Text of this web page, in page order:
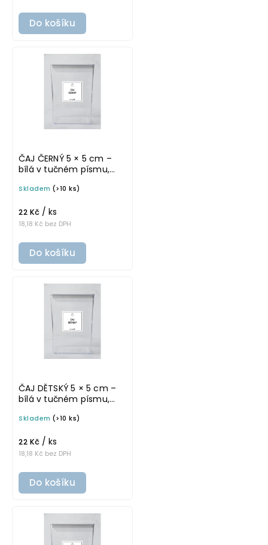
Do košíku
ČAJ ČERNÝ 5 × 5 cm –
bílá v tučném písmu,
na potravinové dózy
Skladem (>10 ks)
18,18 Kč bez DPH
22 Kč / ks
Do košíku
ČAJ DĚTSKÝ 5 × 5 cm –
bílá v tučném písmu,
na potravinové dózy
Skladem (>10 ks)
18,18 Kč bez DPH
22 Kč / ks
Do košíku